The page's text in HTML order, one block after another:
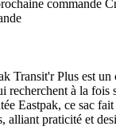
commande
Transit'r Plus est un
recherchent à la fois
Eastpak, ce sac
alliant praticité et